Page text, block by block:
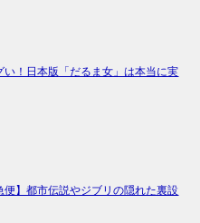
い！日本版「だるま女」は本当に実
便】都市伝説やジブリの隠れた裏設